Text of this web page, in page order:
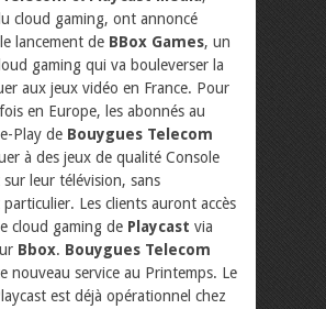
cloud gaming, ont annoncé
lancement de BBox Games, un
gaming qui va bouleverser la
aux jeux vidéo en France. Pour
en Europe, les abonnés au
Play de Bouygues Telecom
à des jeux de qualité Console
leur télévision, sans
Les clients auront accès
cloud gaming de Playcast via
Bbox. Bouygues Telecom
nouveau service au Printemps. Le
est déjà opérationnel chez